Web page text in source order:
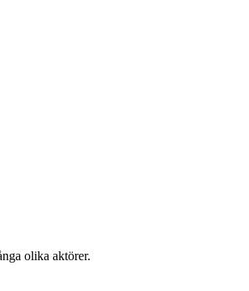
olika aktörer.